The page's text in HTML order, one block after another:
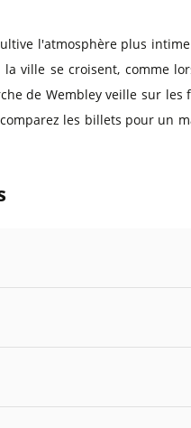
l'atmosphère plus
ville se croisent, comme
de Wembley veille sur
les billets pour un